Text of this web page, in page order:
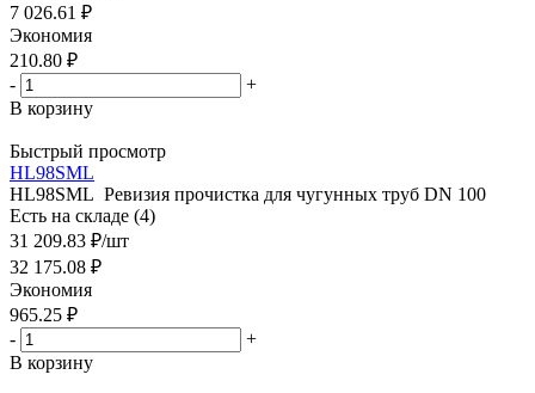
7 026.61 ₽
Экономия
210.80 ₽
-
+
В корзину
Быстрый просмотр
HL98SML
HL98SML Ревизия прочистка для чугунных труб DN 100
Есть на складе (4)
31 209.83 ₽/шт
32 175.08 ₽
Экономия
965.25 ₽
-
+
В корзину